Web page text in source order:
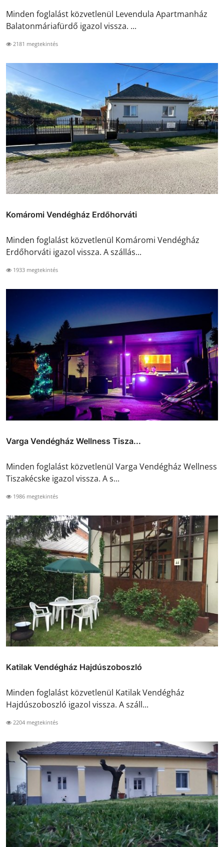
Minden foglalást közvetlenül Levendula Apartmanház
Balatonmáriafürdő igazol vissza. ...
2181 megtekintés
Komáromi Vendégház Erdőhorváti
Minden foglalást közvetlenül Komáromi Vendégház
Erdőhorváti igazol vissza. A szállás...
1933 megtekintés
Varga Vendégház Wellness Tisza...
Minden foglalást közvetlenül Varga Vendégház Wellness
Tiszakécske igazol vissza. A s...
1986 megtekintés
Katilak Vendégház Hajdúszoboszló
Minden foglalást közvetlenül Katilak Vendégház
Hajdúszoboszló igazol vissza. A száll...
2204 megtekintés